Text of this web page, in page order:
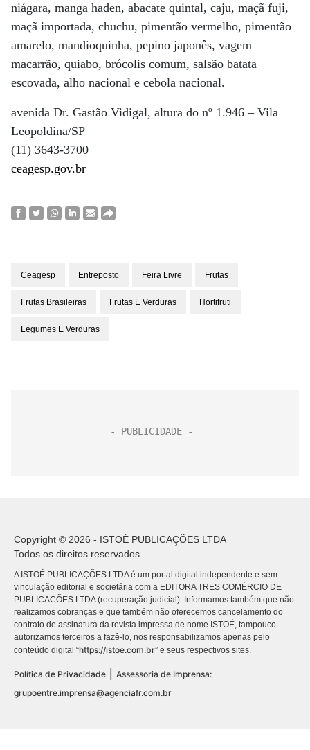
niágara, manga haden, abacate quintal, caju, maçã fuji,
maçã importada, chuchu, pimentão vermelho, pimentão
amarelo, mandioquinha, pepino japonês, vagem
macarrão, quiabo, brócolis comum, salsão batata
escovada, alho nacional e cebola nacional.
avenida Dr. Gastão Vidigal, altura do nº 1.946 – Vila
Leopoldina/SP
(11) 3643-3700
ceagesp.gov.br
Ceagesp Entreposto Feira Livre Frutas
Frutas Brasileiras Frutas E Verduras Hortifruti
Legumes E Verduras
Copyright © 2026 - ISTOÉ PUBLICAÇÕES LTDA
Todos os direitos reservados.
A ISTOÉ PUBLICAÇÕES LTDA é um portal digital independente e sem
vinculação editorial e societária com a EDITORA TRES COMÉRCIO DE
PUBLICACÕES LTDA (recuperação judicial). Informamos também que não
realizamos cobranças e que também não oferecemos cancelamento do
contrato de assinatura da revista impressa de nome ISTOÉ, tampouco
autorizamos terceiros a fazê-lo, nos responsabilizamos apenas pelo
conteúdo digital “https://istoe.com.br” e seus respectivos sites.
Política de Privacidade
Assessoria de Imprensa:
grupoentre.imprensa@agenciafr.com.br